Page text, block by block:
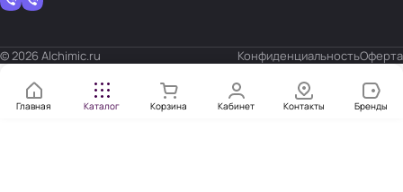
© 2026 Alchimic.ru КонфиденциальностьОферта
Главная Каталог Корзина Кабинет Контакты Бренды